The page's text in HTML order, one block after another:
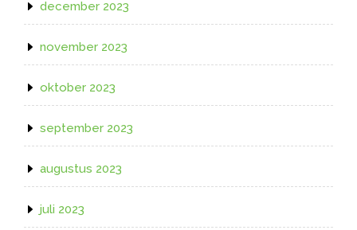
december 2023
november 2023
oktober 2023
september 2023
augustus 2023
juli 2023